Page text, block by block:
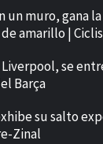
un muro, gana
amarillo |
se
Barça
su salto
Zinal